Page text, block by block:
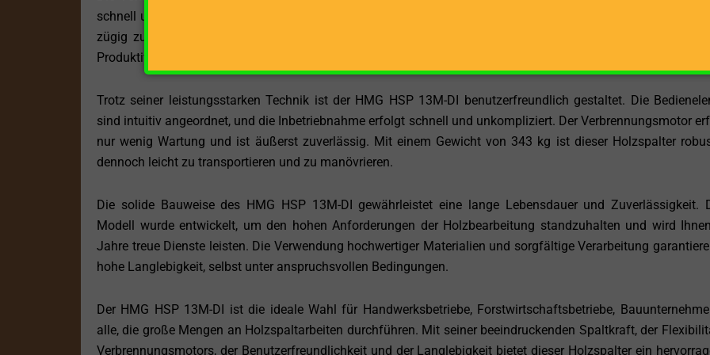
schnell und effizient spalten können. Die Rücklaufgeschwindigkeit von 19 cm/s ermöglicht es Ihnen, den
zügig zurückzusetzen und den nächsten Spaltvorgang durchzuführen. Diese hohe Geschwindigkeit
Produktivität erheblich und ermöglicht es Ihnen, große Mengen an Holz in kürzester Zeit zu verarbeiten.
Trotz seiner leistungsstarken Technik ist der HMG HSP 13M-DI benutzerfreundlich gestaltet. Die
sind intuitiv angeordnet, und die Inbetriebnahme erfolgt schnell und unkompliziert. Der Verbrennungsmotor
nur wenig Wartung und ist äußerst zuverlässig. Mit einem Gewicht von 343 kg ist dieser Holzspalter
dennoch leicht zu transportieren und zu manövrieren.
Die solide Bauweise des HMG HSP 13M-DI gewährleistet eine lange Lebensdauer und Zuverlässigkeit.
Modell wurde entwickelt, um den hohen Anforderungen der Holzbearbeitung standzuhalten und wird
Jahre treue Dienste leisten. Die Verwendung hochwertiger Materialien und sorgfältige Verarbeitung
hohe Langlebigkeit, selbst unter anspruchsvollen Bedingungen.
Der HMG HSP 13M-DI ist die ideale Wahl für Handwerksbetriebe, Forstwirtschaftsbetriebe,
alle, die große Mengen an Holzspaltarbeiten durchführen. Mit seiner beeindruckenden Spaltkraft, der
Verbrennungsmotors, der Benutzerfreundlichkeit und der Langlebigkeit bietet dieser Holzspalter ein